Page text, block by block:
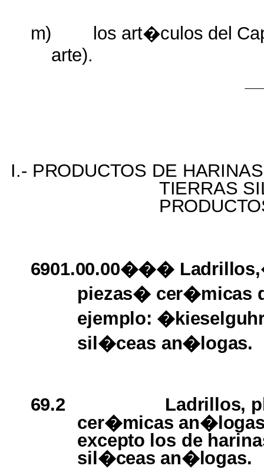
m) los art�culos del
arte).
I.- PRODUCTOS DE
TIERRAS
6901.00.00���
piezas� cer�micas
ejemplo:
sil�ceas an�logas.
69.2
Ladrillos,
cer�micas
excepto los de
sil�ceas an�logas.